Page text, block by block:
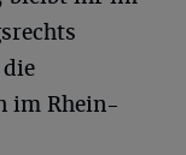
im Rhein-